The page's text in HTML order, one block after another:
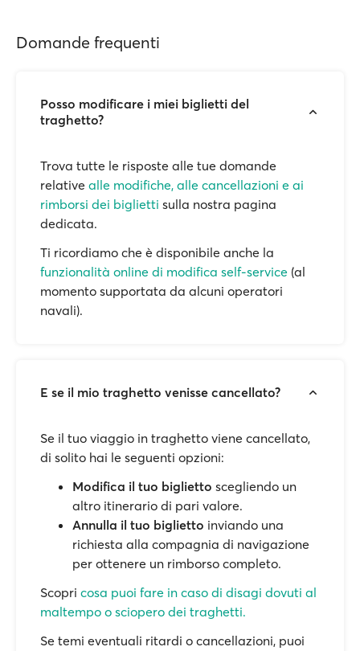
Domande frequenti
Posso modificare i miei biglietti del
traghetto?
Trova tutte le risposte alle tue domande
relative alle modifiche, alle cancellazioni e ai
rimborsi dei biglietti sulla nostra pagina
dedicata.
Ti ricordiamo che è disponibile anche la
funzionalità online di modifica self-service (al
momento supportata da alcuni operatori
navali).
E se il mio traghetto venisse cancellato?
Se il tuo viaggio in traghetto viene cancellato,
di solito hai le seguenti opzioni:
Modifica il tuo biglietto scegliendo un
altro itinerario di pari valore.
Annulla il tuo biglietto inviando una
richiesta alla compagnia di navigazione
per ottenere un rimborso completo.
Scopri cosa puoi fare in caso di disagi dovuti al
maltempo o sciopero dei traghetti.
Se temi eventuali ritardi o cancellazioni, puoi